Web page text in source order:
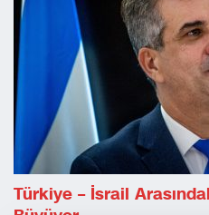
Türkiye – İsrail